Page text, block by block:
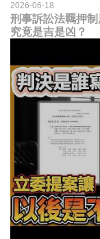
2026-06-18
刑事訴訟法羈押
究竟是吉是凶？